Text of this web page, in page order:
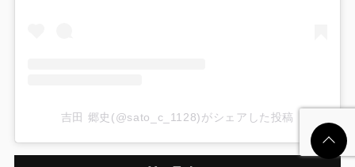
吉田 郷史(@sato_c_1128)がシェアした投稿